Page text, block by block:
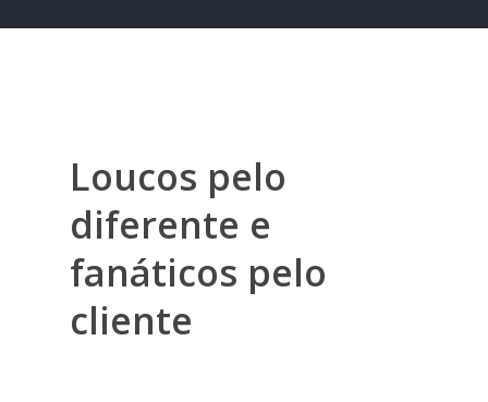
Loucos pelo
diferente e
fanáticos pelo
cliente